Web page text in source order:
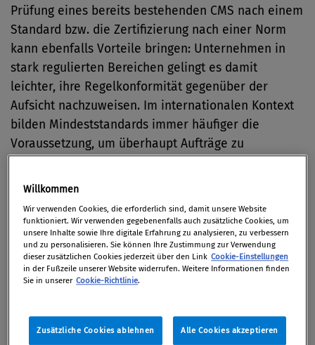
Prüfung eines bereits bestehenden CMS nach einem
Standard bzw. die Zertifizierung nach einer Norm
kann ebenfalls Vorteile bringen: Unternehmen in
stark regulierten Bereichen gelingt es damit
leichter, ihre Regelkonformität gegenüber der
Aufsicht nachzuweisen. Im internationalen Kontext
bilden Mindeststandards immer häufiger die
Voraussetzung, um überhaupt Aufträge zu
zwischen Auftraggebern und Auftragnehmern durch
Im COPS 2021 haben wir uns dafür entschieden, die
Fragen der Studie aus dem Jahr 2018 zu
übernehmen, um so auffällige Entwicklungen auf
wissen:
Willkommen
Wir verwenden Cookies, die erforderlich sind, damit unsere Website
funktioniert. Wir verwenden gegebenenfalls auch zusätzliche Cookies, um
unsere Inhalte sowie Ihre digitale Erfahrung zu analysieren, zu verbessern
und zu personalisieren. Sie können Ihre Zustimmung zur Verwendung
dieser zusätzlichen Cookies jederzeit über den Link Cookie-Einstellungen
in der Fußzeile unserer Website widerrufen. Weitere Informationen finden
Sie in unserer Cookie-Richtlinie.
Zusätzliche Cookies ablehnen Alle Cookies akzeptieren